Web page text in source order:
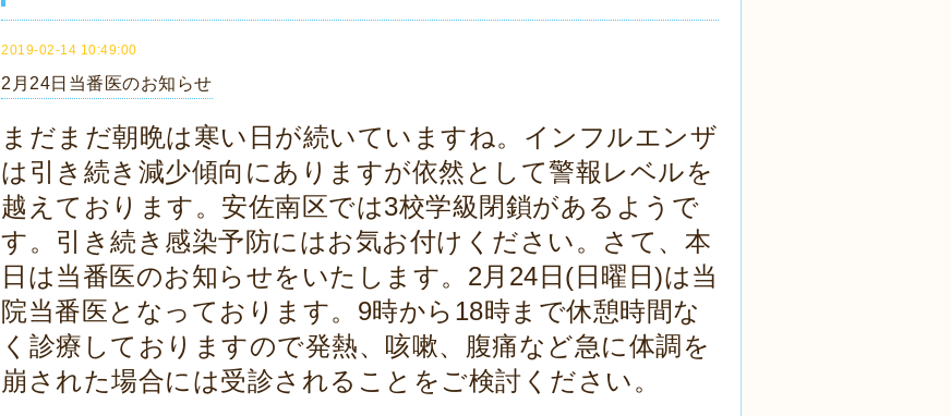
2019-02-14 10:49:00
2月24日当番医のお知らせ
まだまだ朝晩は寒い日が続いていますね。インフルエンザ
は引き続き減少傾向にありますが依然として警報レベルを
越えております。安佐南区では3校学級閉鎖があるようで
す。引き続き感染予防にはお気お付けください。さて、本
日は当番医のお知らせをいたします。2月24日(日曜日)は当
院当番医となっております。9時から18時まで休憩時間な
く診療しておりますので発熱、咳嗽、腹痛など急に体調を
崩された場合には受診されることをご検討ください。